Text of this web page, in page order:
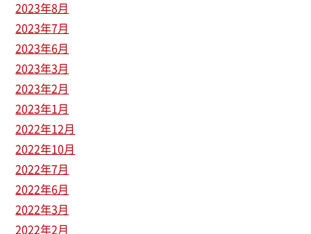
2023年8月
2023年7月
2023年6月
2023年3月
2023年2月
2023年1月
2022年12月
2022年10月
2022年7月
2022年6月
2022年3月
2022年2月